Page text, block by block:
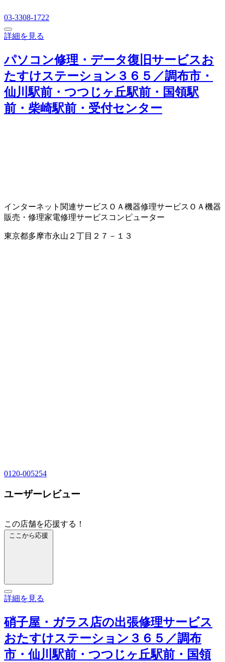
03-3308-1722
詳細を見る
パソコン修理・データ復旧サービスお
たすけステーション３６５／調布市・
仙川駅前・つつじヶ丘駅前・国領駅
前・柴崎駅前・受付センター
インターネット関連サービス ＯＡ機器修理サービス ＯＡ機器
販売・修理家電修理サービス コンピューター
東京都多摩市永山２丁目２７－１３
0120-005254
ユーザーレビュー
この店舗を応援する！
ここから応援
詳細を見る
硝子屋・ガラス店の出張修理サービス
おたすけステーション３６５／調布
市・仙川駅前・つつじヶ丘駅前・国領